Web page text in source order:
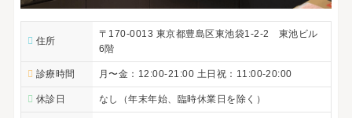
住所
〒170-0013 東京都豊島区東池袋1-2-2 東池ビル
6階
診療時間 月〜金：12:00-21:00 土日祝：11:00-20:00
休診日 なし（年末年始、臨時休業日を除く）